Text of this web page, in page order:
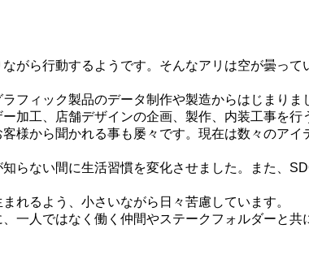
がら行動するようです。そんなアリは空が曇っ
フィック製品のデータ制作や製造からはじまり
加工、店舗デザインの企画、製作、内装工事を
様から聞かれる事も屡々です。現在は数々のア
らない間に生活習慣を変化させました。また、
れるよう、小さいながら日々苦慮しています。
一人ではなく働く仲間やステークフォルダーと共